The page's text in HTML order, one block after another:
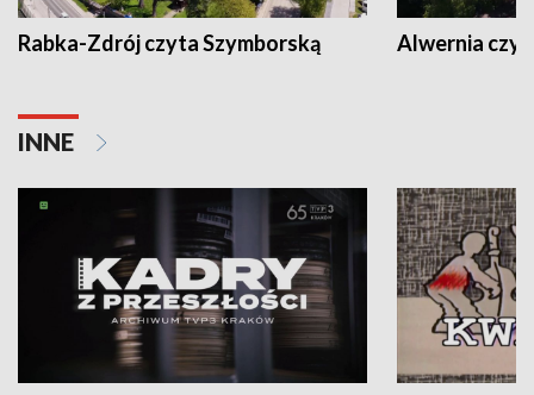
Rabka-Zdrój czyta Szymborską Alwernia
INNE